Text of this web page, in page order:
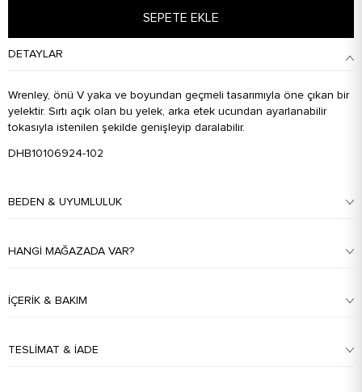
SEPETE EKLE
DETAYLAR
Wrenley, önü V yaka ve boyundan geçmeli tasarımıyla öne çıkan bir
yelektir. Sırtı açık olan bu yelek, arka etek ucundan ayarlanabilir
tokasıyla istenilen şekilde genişleyip daralabilir.
DHB10106924-102
BEDEN & UYUMLULUK
HANGI MAĞAZADA VAR?
İÇERIK & BAKIM
TESLIMAT & İADE